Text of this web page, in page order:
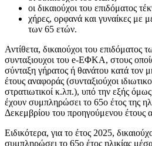
οι δικαιούχοι του επιδόματος
χήρες, ορφανά και γυναίκες με
των 65 ετών.
Αντίθετα, δικαιούχοι του επιδόματος
συνταξιουχοι του e-ΕΦΚΑ, στους
σύνταξη γήρατος ή θανάτου κατά τον
έτους αναφοράς (συνταξιούχοι
στρατιωτικοί κ.λπ.), υπό την εξής
έχουν συμπληρώσει το 65ο έτος της
Δεκεμβρίου του προηγούμενου έτους
Ειδικότερα, για το έτος 2025,
συμπληρώσει το 65ο έτος ηλικίας